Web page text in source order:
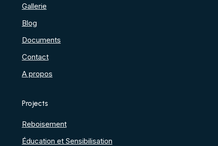
Gallerie
Blog
Documents
Contact
A propos
Projects
Reboisement
Éducation et Sensibilisation